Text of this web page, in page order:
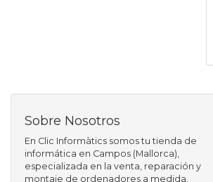
Sobre Nosotros
En Clic Informàtics somos tu tienda de
informática en Campos (Mallorca),
especializada en la venta, reparación y
montaje de ordenadores a medida.